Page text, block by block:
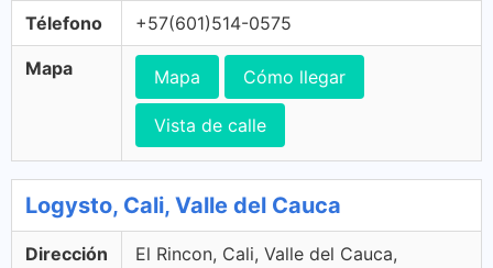
Télefono +57(601)514-0575
Mapa Mapa Cómo llegar
Vista de calle
Logysto, Cali, Valle del Cauca
Dirección
El Rincon, Cali, Valle del Cauca,